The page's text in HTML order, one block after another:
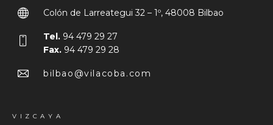
Colón de Larreategui 32 – 1º, 48008 Bilbao
Tel. 94 479 29 27
Fax. 94 479 29 28
bilbao@vilacoba.com
VIZCAYA